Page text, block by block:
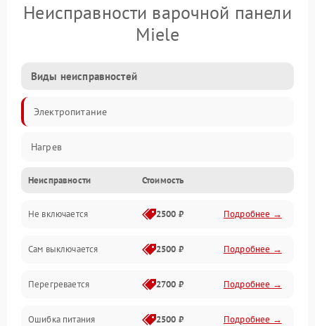
Неисправности варочной панели
Miele
Виды неисправностей
Электропитание
Нагрев
Неисправности Стоимость
Не включается 2500 ₽ Подробнее →
Сам выключается 2500 ₽ Подробнее →
Перегревается 2700 ₽ Подробнее →
Ошибка питания 2500 ₽ Подробнее →